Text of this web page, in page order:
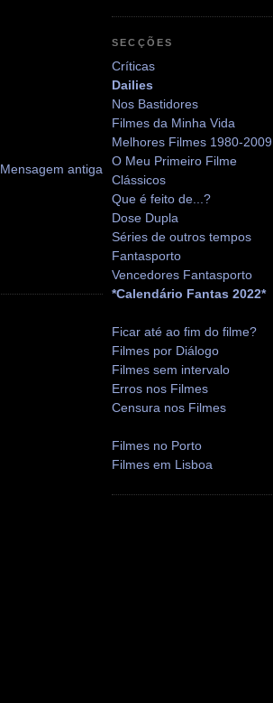
Mensagem antiga
SECÇÕES
Críticas
Dailies
Nos Bastidores
Filmes da Minha Vida
Melhores Filmes 1980-2009
O Meu Primeiro Filme
Clássicos
Que é feito de...?
Dose Dupla
Séries de outros tempos
Fantasporto
Vencedores Fantasporto
*Calendário Fantas 2022*
Ficar até ao fim do filme?
Filmes por Diálogo
Filmes sem intervalo
Erros nos Filmes
Censura nos Filmes
Filmes no Porto
Filmes em Lisboa